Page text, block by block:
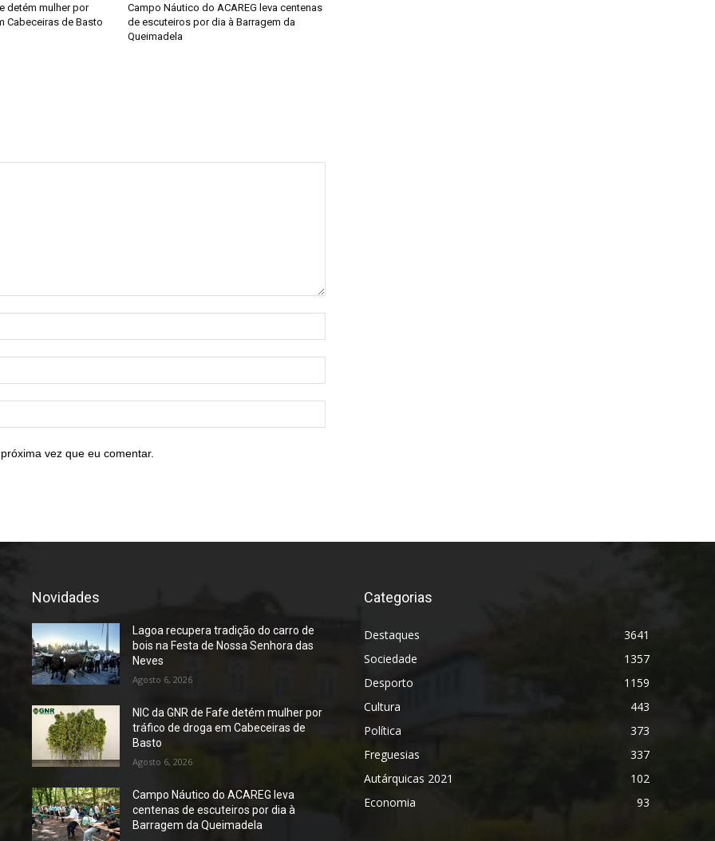
detém mulher por
Cabeceiras de Basto
Campo Náutico do ACAREG leva centenas
de escuteiros por dia à Barragem da
Queimadela
vez que eu comentar.
Novidades
Lagoa recupera tradição do carro de
bois na Festa de Nossa Senhora das
Neves
Agosto 6, 2026
NIC da GNR de Fafe detém mulher por
tráfico de droga em Cabeceiras de
Basto
Agosto 6, 2026
Campo Náutico do ACAREG leva
centenas de escuteiros por dia à
Barragem da Queimadela
Categorias
Destaques
3641
Sociedade
1357
Desporto
1159
Cultura
443
Política
373
Freguesias
337
Autárquicas 2021
102
Economia
93